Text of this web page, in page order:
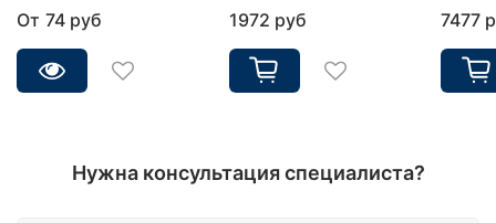
От 74 руб 1972 руб 7477
Нужна консультация специалиста?